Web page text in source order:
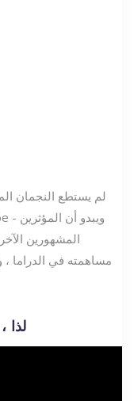
لم يستطع النجمان
المشهورين
مساهمته في الدراما
لذا